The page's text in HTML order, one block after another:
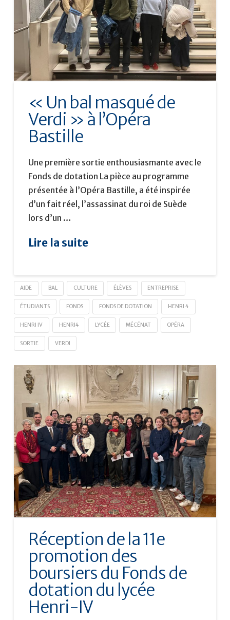
« Un bal masqué de
Verdi » à l’Opéra
Bastille
Une première sortie enthousiasmante avec le
Fonds de dotation La pièce au programme
présentée à l’Opéra Bastille, a été inspirée
d’un fait réel, l’assassinat du roi de Suède
lors d’un …
Lire la suite
AIDE BAL CULTURE ÉLÈVES ENTREPRISE
ÉTUDIANTS FONDS FONDS DE DOTATION HENRI 4
HENRI IV HENRI4 LYCÉE MÉCÉNAT OPÉRA
SORTIE VERDI
Réception de la 11e
promotion des
boursiers du Fonds de
dotation du lycée
Henri-IV